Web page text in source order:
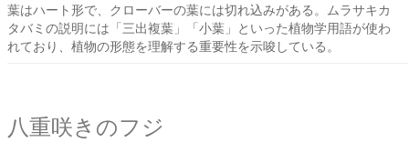
葉はハート形で、クローバーの葉には切れ込みがある。ムラサキカ
タバミの説明には「三出複葉」「小葉」といった植物学用語が使わ
れており、植物の形態を理解する重要性を示唆している。
八重咲きのフジ